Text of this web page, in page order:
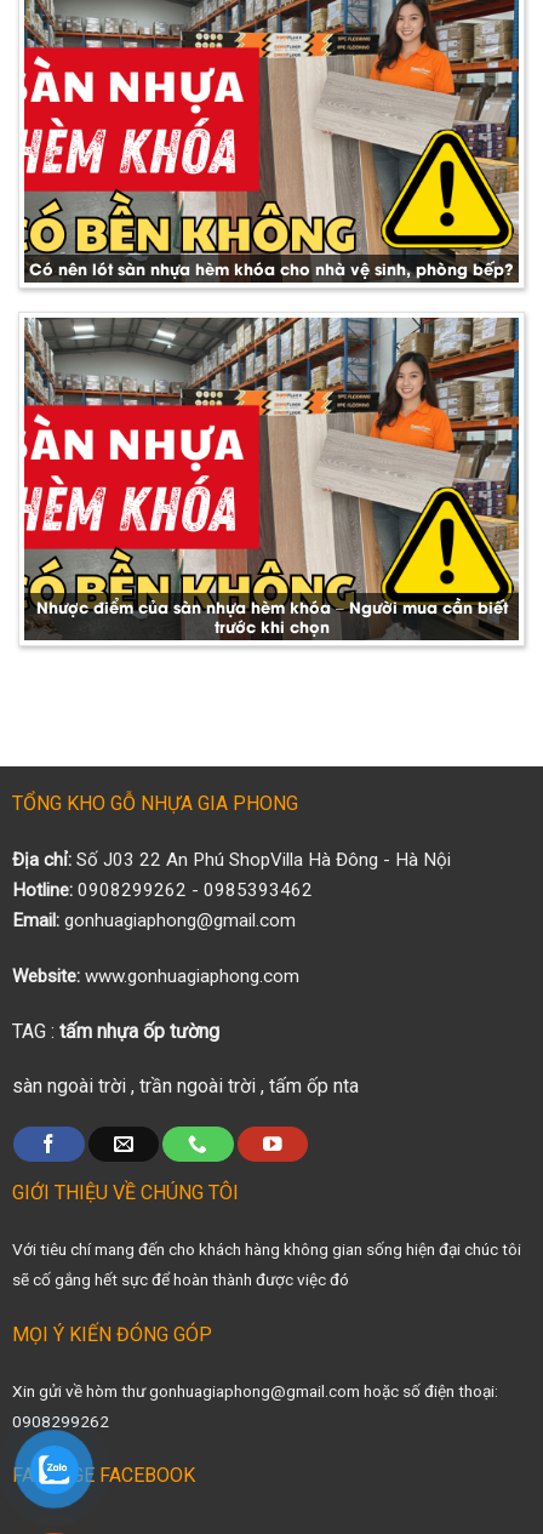
Có nên lót sàn nhựa hèm khóa cho nhà vệ sinh, phòng bếp?
Nhược điểm của sàn nhựa hèm khóa – Người mua cần biết
trước khi chọn
TỔNG KHO GỖ NHỰA GIA PHONG
Địa chỉ:Số J03 22 An Phú ShopVilla Hà Đông - Hà Nội
Hotline:0908299262 - 0985393462
Email:gonhuagiaphong@gmail.com
Website:www.gonhuagiaphong.com
TAG : tấm nhựa ốp tường
sàn ngoài trời, trần ngoài trời, tấm ốp nta
GIỚI THIỆU VỀ CHÚNG TÔI
Với tiêu chí mang đến cho khách hàng không gian sống hiện đại chúc tôi
sẽ cố gắng hết sực để hoàn thành được việc đó
MỌI Ý KIẾN ĐÓNG GÓP
Xin gửi về hòm thư gonhuagiaphong@gmail.com hoặc số điện thoại:
0908299262
FANPAGE FACEBOOK